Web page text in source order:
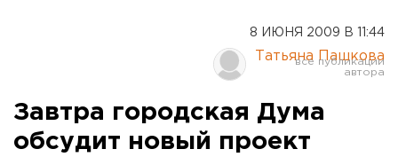
8 ИЮНЯ 2009 В 11:44
Татьяна Пашкова
Завтра городская Дума
обсудит новый проект